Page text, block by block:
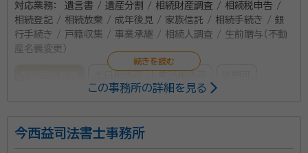
対応業務：
遺言書 / 遺産分割 / 相続財産調査 / 相続税申告 /
相続登記 / 相続放棄 / 成年後見 / 家族信託 / 相続手続き / 銀
行手続き / 戸籍収集 / 事業承継 / 相続人調査 / 生前贈与（不動
産名義変更）
所属する専門家：
この事務所の詳細を見る
今西益司法書士事務所